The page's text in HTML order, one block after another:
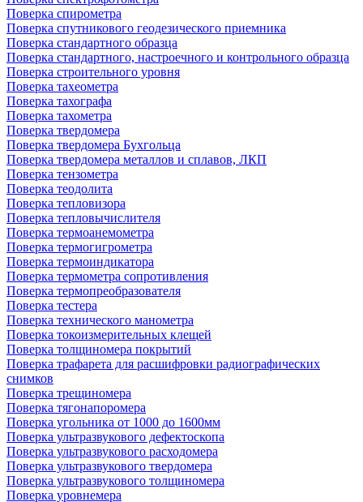
Поверка спирометра
Поверка спутникового геодезического приемника
Поверка стандартного образца
Поверка стандартного, настроечного и контрольного образца
Поверка строительного уровня
Поверка тахеометра
Поверка тахографа
Поверка тахометра
Поверка твердомера
Поверка твердомера Бухгольца
Поверка твердомера металлов и сплавов, ЛКП
Поверка тензометра
Поверка теодолита
Поверка тепловизора
Поверка тепловычислителя
Поверка термоанемометра
Поверка термогигрометра
Поверка термоиндикатора
Поверка термометра сопротивления
Поверка термопреобразователя
Поверка тестера
Поверка технического манометра
Поверка токоизмерительных клещей
Поверка толщиномера покрытий
Поверка трафарета для расшифровки радиографических
снимков
Поверка трещиномера
Поверка тягонапоромера
Поверка угольника от 1000 до 1600мм
Поверка ультразвукового дефектоскопа
Поверка ультразвукового расходомера
Поверка ультразвукового твердомера
Поверка ультразвукового толщиномера
Поверка уровнемера